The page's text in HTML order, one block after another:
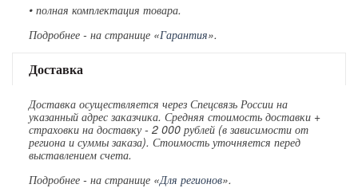
• полная комплектация товара.
Подробнее - на странице «Гарантия».
Доставка
Доставка осуществляется через Спецсвязь России на
указанный адрес заказчика. Средняя стоимость доставки +
страховки на доставку - 2 000 рублей (в зависимости от
региона и суммы заказа). Стоимость уточняется перед
выставлением счета.
Подробнее - на странице «Для регионов».